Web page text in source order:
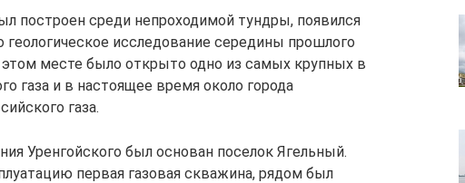
построен среди непроходимой тундры, появился
исследование середины прошлого
месте было открыто одно из самых крупных в
газа и в настоящее время около города
газа.
Уренгойского был основан поселок Ягельный.
первая газовая скважина, рядом был